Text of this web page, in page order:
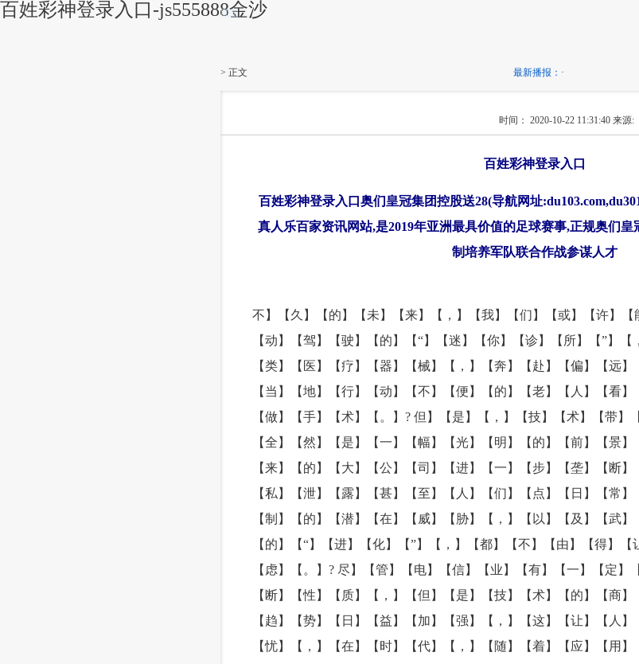
百姓彩神登录入口-js555888金沙
|||||||||||
> 正文 最新播报： ·
时间： 2020-10-22 11:31:40 来源:
百姓彩神登录入口
百姓彩神登录入口奥们皇冠集团控股送28(导航网址
真人乐百家资讯网站,是2019年亚洲最具价值的足球赛事,正规奥们
制培养军队联合作战参谋人才
不】【久】【的】【未】【来】【，】【我】【们】【或】【许】【
【动】【驾】【驶】【的】【“】【迷】【你】【诊】【所】【”】【
【类】【医】【疗】【器】【械】【，】【奔】【赴】【偏】【远】
【当】【地】【行】【动】【不】【便】【的】【老】【人】【看】
【做】【手】【术】【。】? 但】【是】【，】【技】【术】【带】
【全】【然】【是】【一】【幅】【光】【明】【的】【前】【景】
【来】【的】【大】【公】【司】【进】【一】【步】【垄】【断】
【私】【泄】【露】【甚】【至】【人】【们】【点】【日】【常】
【制】【的】【潜】【在】【威】【胁】【，】【以】【及】【武】
【的】【“】【进】【化】【”】【，】【都】【不】【由】【得】【
【虑】【。】? 尽】【管】【电】【信】【业】【有】【一】【定】
【断】【性】【质】【，】【但】【是】【技】【术】【的】【商】
【趋】【势】【日】【益】【加】【强】【，】【这】【让】【人】
【忧】【，】【在】【时】【代】【，】【随】【着】【应】【用】